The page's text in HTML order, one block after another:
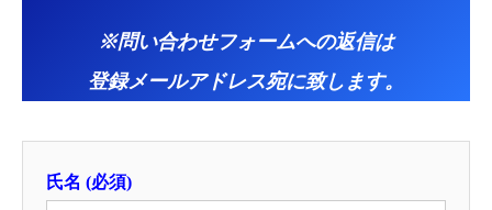
​※問い合わせフォームへの返信は
登録メールアドレス宛に致します。
氏名 (必須)